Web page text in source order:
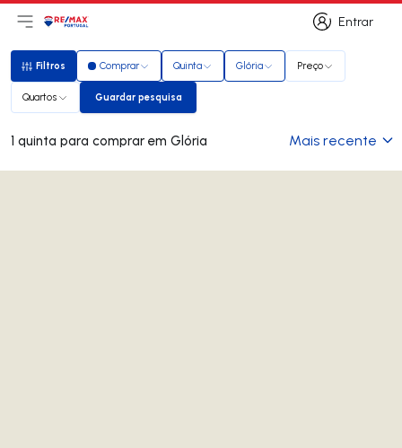
Entrar
Entrar
Abri menu principal
LogoIr para página inicial
Filtros
Filtros Comprar Quinta Glória Preço
Quartos Guardar pesquisa
Guardar pesquisa
1 quinta para comprar em Glória Mais recente